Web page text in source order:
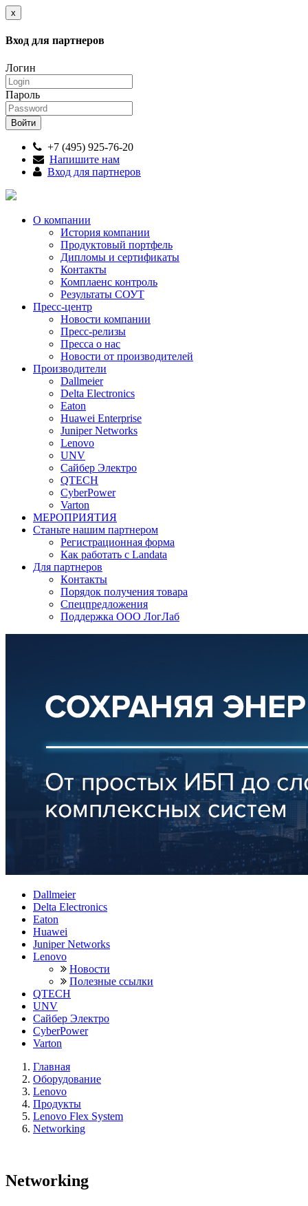
x
Вход для партнеров
Логин
Пароль
+7 (495) 925-76-20
Напишите нам
Вход для партнеров
О компании
История компании
Продуктовый портфель
Дипломы и сертификаты
Контакты
Комплаенс контроль
Результаты СОУТ
Пресс-центр
Новости компании
Пресс-релизы
Пресса о нас
Новости от производителей
Производители
Dallmeier
Delta Electronics
Eaton
Huawei Enterprise
Juniper Networks
Lenovo
UNV
Сайбер Электро
QTECH
CyberPower
Varton
МЕРОПРИЯТИЯ
Станьте нашим партнером
Регистрационная форма
Как работать с Landata
Для партнеров
Кoнтaкты
Порядок получения товара
Спецпредложения
Поддержка ООО ЛогЛаб
Dallmeier
Delta Electronics
Eaton
Huawei
Juniper Networks
Lenovo
Новости
Полезные ссылки
QTECH
UNV
Сайбер Электро
CyberPower
Varton
Главная
Оборудование
Lenovo
Продукты
Lenovo Flex System
Networking
Networking